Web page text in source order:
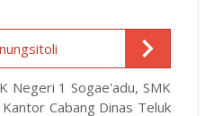
Negeri 1 Sogae'adu, SMK
Cabang Dinas Teluk